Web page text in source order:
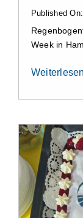
Published
Week in